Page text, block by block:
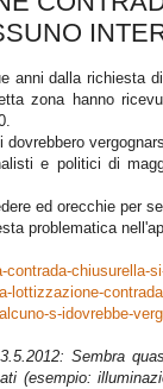
anni dalla richiesta
zona hanno
e politici di
ed orecchie per
problematica
chiusurella-
lottizzazione-
s-idovrebbe-
Sembra
(esempio: